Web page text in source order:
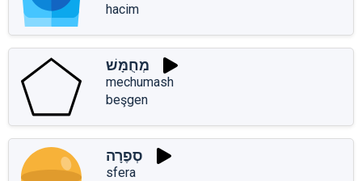
hacim
מְחֻמָּשׁ
mechumash
beşgen
סְפֶרָה
sfera